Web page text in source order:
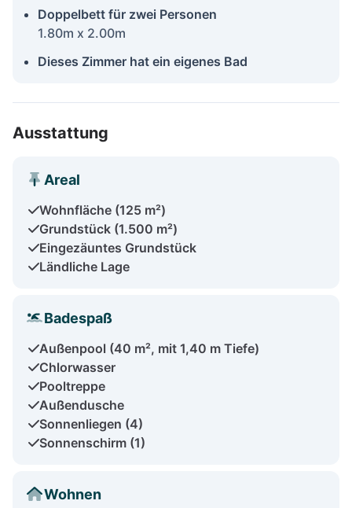
Doppelbett für zwei Personen
1.80m x 2.00m
Dieses Zimmer hat ein eigenes Bad
Ausstattung
Areal
Wohnfläche (125 m²)
Grundstück (1.500 m²)
Eingezäuntes Grundstück
Ländliche Lage
Badespaß
Außenpool (40 m², mit 1,40 m Tiefe)
Chlorwasser
Pooltreppe
Außendusche
Sonnenliegen (4)
Sonnenschirm (1)
Wohnen